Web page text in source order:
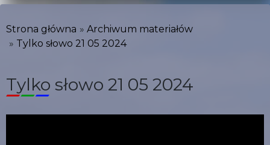
Strona główna
Archiwum materiałów
Tylko słowo 21 05 2024
Tylko słowo 21 05 2024